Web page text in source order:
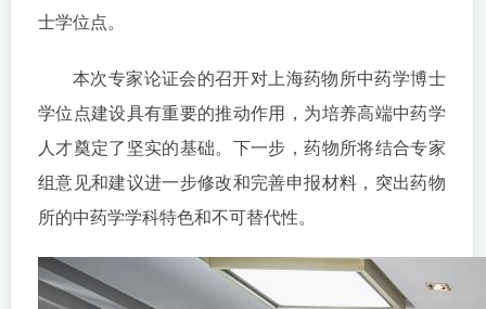
士学位点。
本次专家论证会的召开对上海药物所中药学博士
学位点建设具有重要的推动作用，为培养高端中药学
人才奠定了坚实的基础。下一步，药物所将结合专家
组意见和建议进一步修改和完善申报材料，突出药物
所的中药学学科特色和不可替代性。